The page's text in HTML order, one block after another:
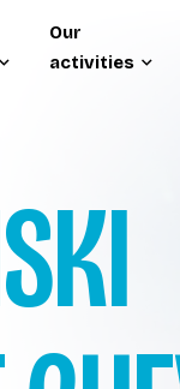
Our
activities